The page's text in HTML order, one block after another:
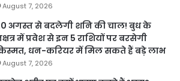
August 7, 2026
अगस्त से बदलेगी शनि की चाल! बुध के
में प्रवेश से इन 5 राशियों पर बरसेगी
धन-करियर में मिल सकते हैं बड़े लाभ
August 7, 2026